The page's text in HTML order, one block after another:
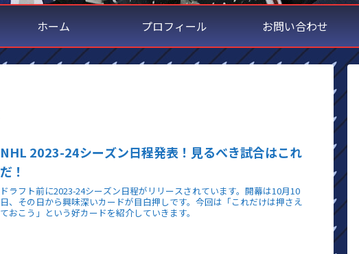
ホーム プロフィール お問い合わせ
NHL 2023-24シーズン日程発表！見るべき試合はこれ
だ！
ドラフト前に2023-24シーズン日程がリリースされています。開幕は10月10
日、その日から興味深いカードが目白押しです。今回は「これだけは押さえ
ておこう」という好カードを紹介していきます。